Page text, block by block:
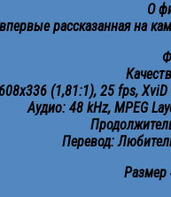
О
рассказанная на
(1,81:1), 25 fps,
Аудио: 48 kHz, MPEG
Перевод:
Размер